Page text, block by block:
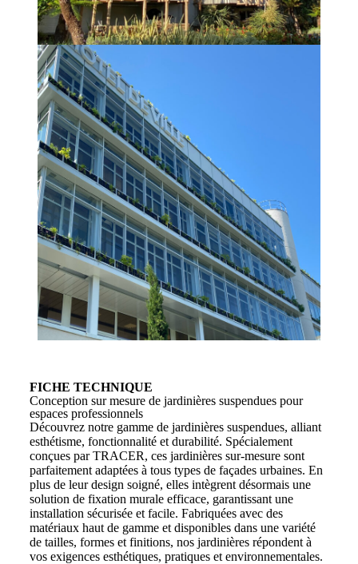
FICHE TECHNIQUE
Conception sur mesure de jardinières suspendues pour
espaces professionnels
Découvrez notre gamme de jardinières suspendues, alliant
esthétisme, fonctionnalité et durabilité. Spécialement
conçues par TRACER, ces jardinières sur-mesure sont
parfaitement adaptées à tous types de façades urbaines. En
plus de leur design soigné, elles intègrent désormais une
solution de fixation murale efficace, garantissant une
installation sécurisée et facile. Fabriquées avec des
matériaux haut de gamme et disponibles dans une variété
de tailles, formes et finitions, nos jardinières répondent à
vos exigences esthétiques, pratiques et environnementales.